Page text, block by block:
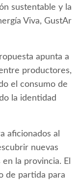
sustentable y la
Viva, GustAr
apunta a
productores,
el consumo de
la identidad
aficionados al
nuevas
la provincia. El
de partida para